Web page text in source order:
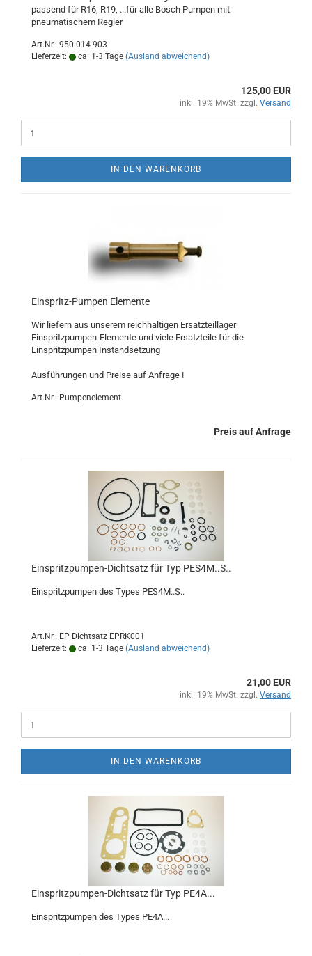
passend für R16, R19, ...für alle Bosch Pumpen mit
pneumatischem Regler
Art.Nr.: 950 014 903
Lieferzeit:
ca. 1-3 Tage (Ausland abweichend)
125,00 EUR
inkl. 19% MwSt. zzgl. Versand
IN DEN WARENKORB
Einspritz-Pumpen Elemente
Wir liefern aus unserem reichhaltigen Ersatzteillager
Einspritzpumpen-Elemente und viele Ersatzteile für die
Einspritzpumpen Instandsetzung
Ausführungen und Preise auf Anfrage !
Art.Nr.: Pumpenelement
Preis auf Anfrage
Einspritzpumpen-Dichtsatz für Typ PES4M..S..
Einspritzpumpen des Types PES4M..S..
Art.Nr.: EP Dichtsatz EPRK001
Lieferzeit:
ca. 1-3 Tage (Ausland abweichend)
21,00 EUR
inkl. 19% MwSt. zzgl. Versand
IN DEN WARENKORB
Einspritzpumpen-Dichtsatz für Typ PE4A...
Einspritzpumpen des Types PE4A...